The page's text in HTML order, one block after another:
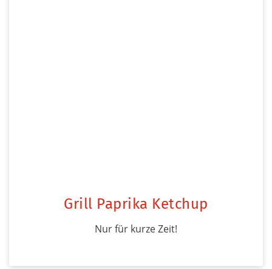
Grill Paprika Ketchup
Nur für kurze Zeit!